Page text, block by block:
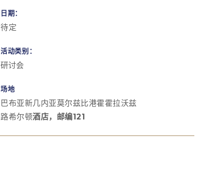
日期：
待定
活动类别：
研讨会
场地
巴布亚新几内亚莫尔兹比港霍霍拉沃兹
路希尔顿酒店，邮编121